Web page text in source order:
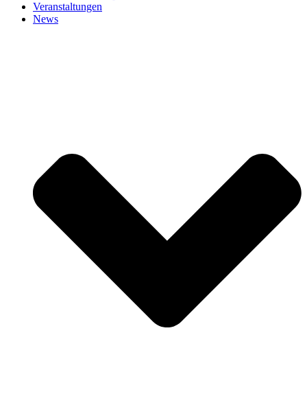
Veranstaltungen
News